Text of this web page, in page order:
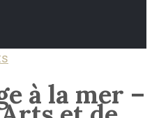
à la mer –